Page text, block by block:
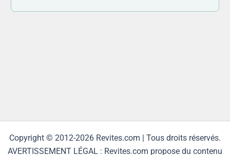
Copyright © 2012-2026 Revites.com | Tous droits réservés.
AVERTISSEMENT LÉGAL : Revites.com propose du contenu